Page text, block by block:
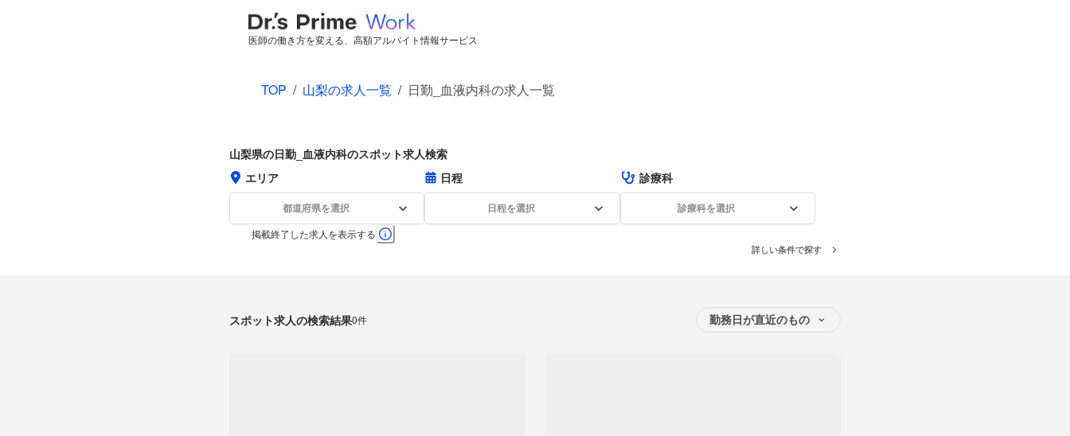
医師の働き方を変える、高額アルバイト情報サービス
TOP / 山梨の求人一覧 / 日勤_血液内科の求人一覧
山梨県の日勤_血液内科のスポット求人検索
エリア
都道府県を選択
日程
日程を選択
診療科
診療科を選択
掲載終了した求人を表示する
詳しい条件で探す
スポット求人の検索結果0件 勤務日が直近のもの